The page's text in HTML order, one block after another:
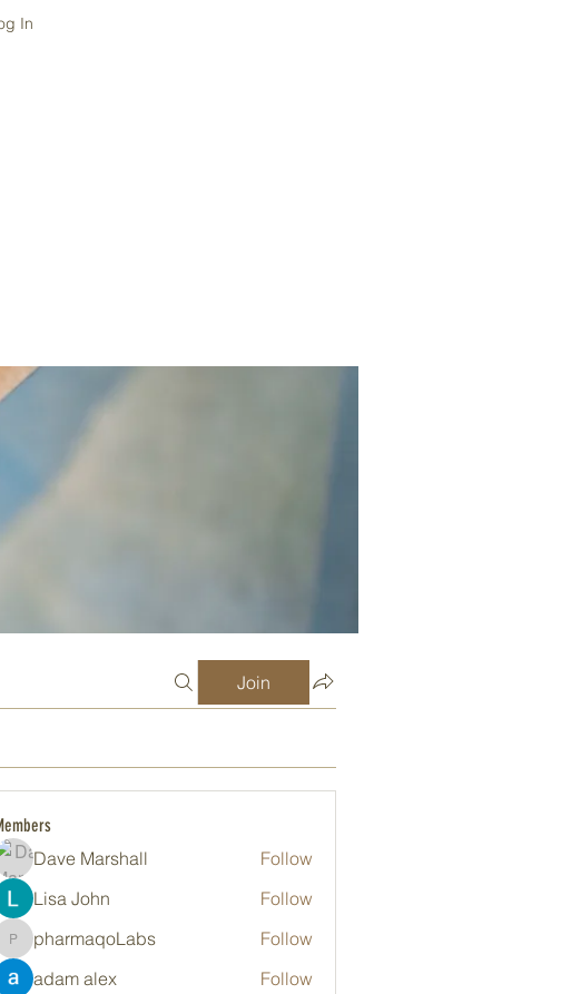
In
Join
Dave Marshall
Follow
Lisa John
Follow
pharmaqoLabs
pharmaqoLabs
Follow
adam alex
Follow